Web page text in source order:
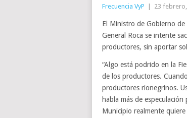
Frecuencia VyP 23
El Ministro de Gobierno
General Roca se intente
productores, sin aportar
“Algo está podrido en la
de los productores.
productores rionegrinos.
habla más de
Municipio realmente